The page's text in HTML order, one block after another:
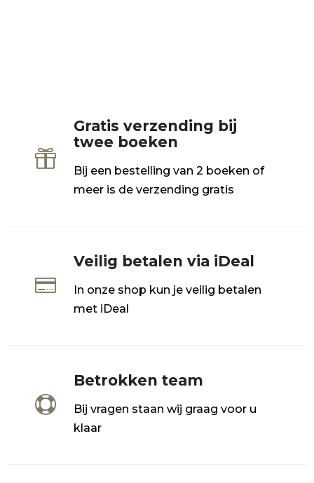

Gratis verzending bij
twee boeken
Bij een bestelling van 2 boeken of
meer is de verzending gratis

Veilig betalen via iDeal
In onze shop kun je veilig betalen
met iDeal

Betrokken team
Bij vragen staan wij graag voor u
klaar